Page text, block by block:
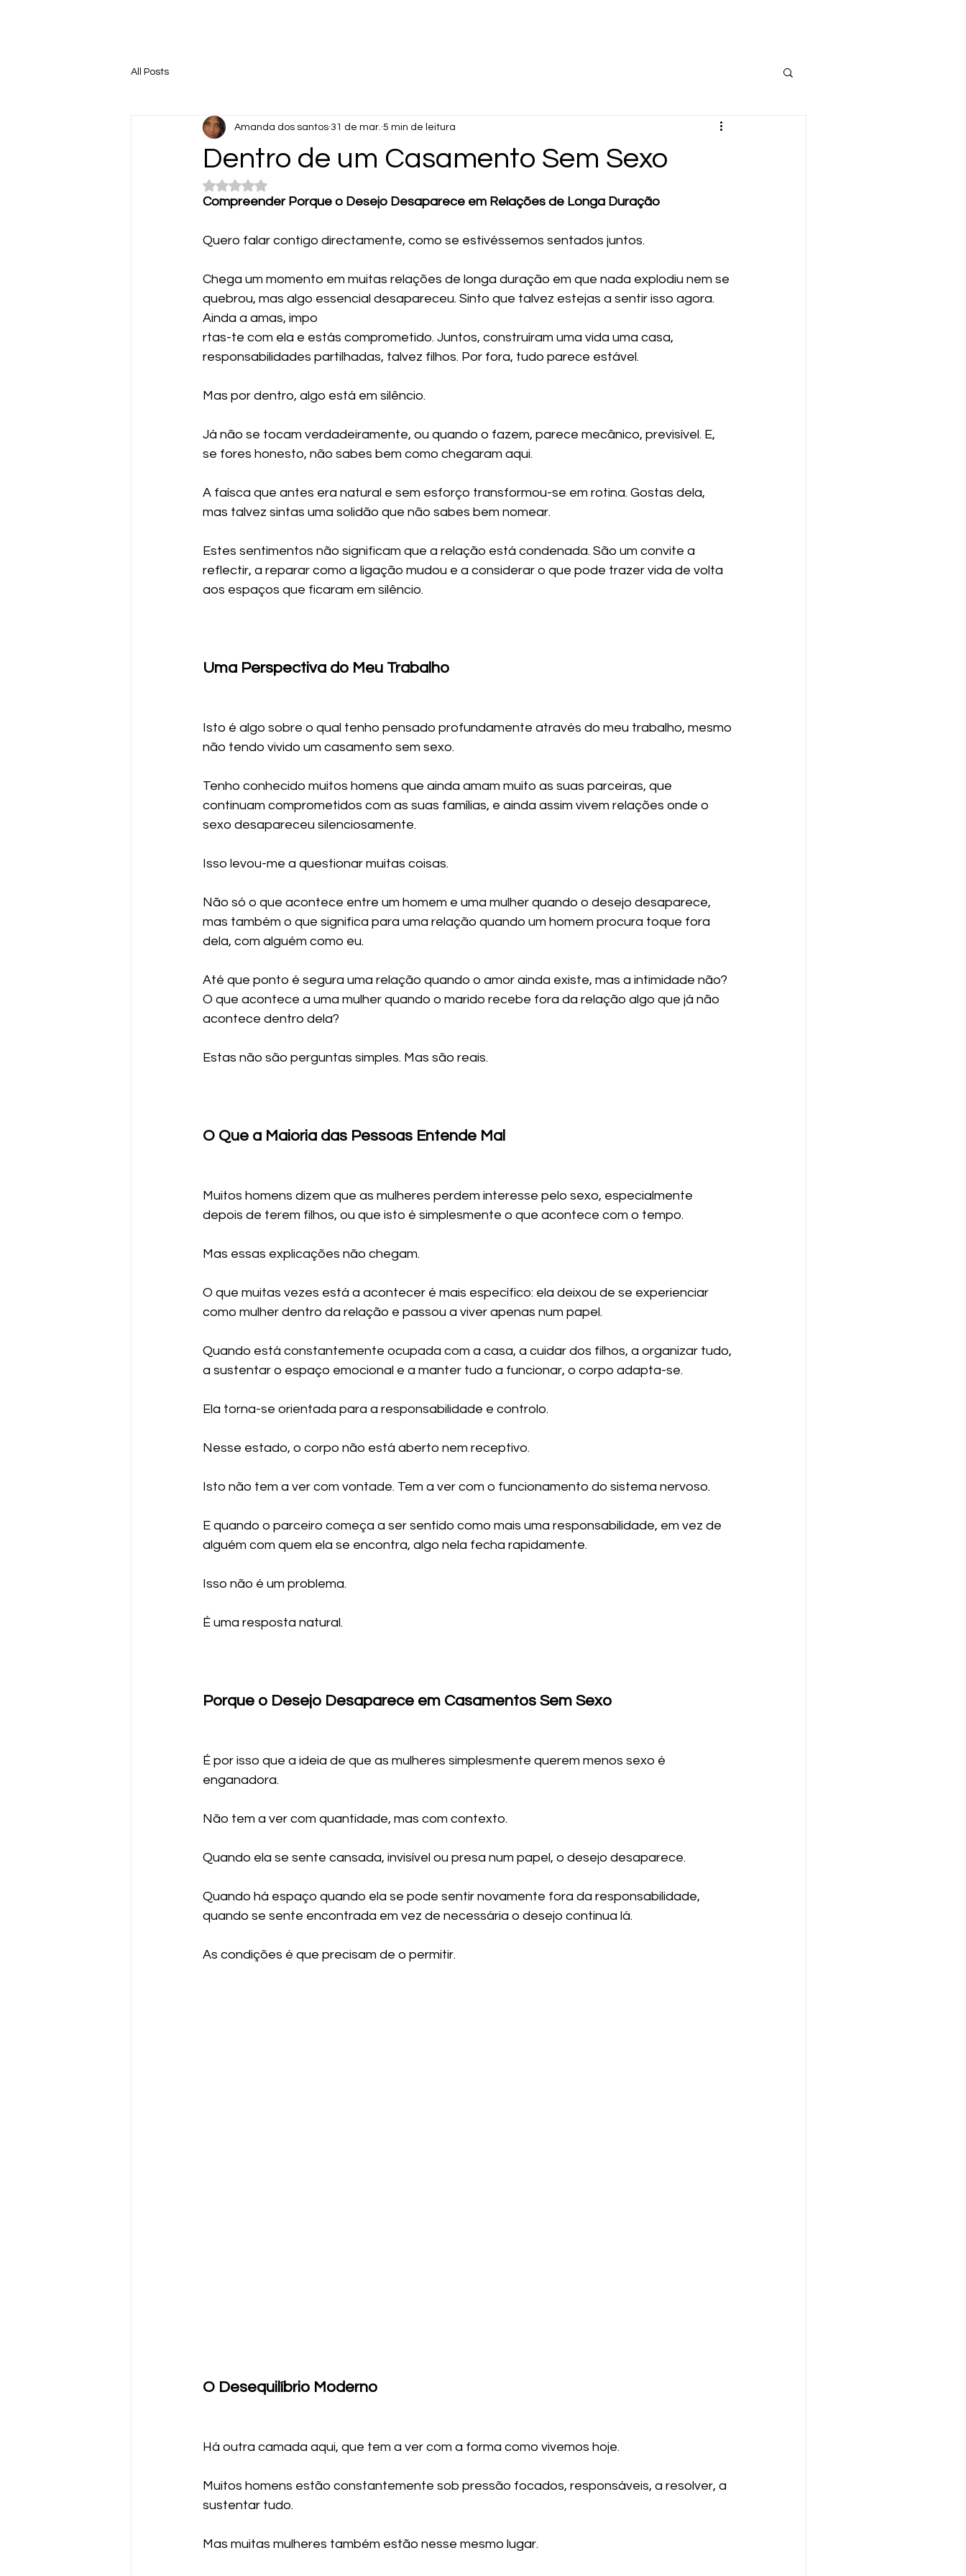
All Posts
Dentro de um Casamento Sem Sexo
Amanda dos santos 31 de mar. 5 min de leitura
Avaliado com NaN de 5 estrelas.
Compreender Porque o Desejo Desaparece em Relações de Longa Duração
Quero falar contigo directamente, como se estivéssemos sentados juntos.
Chega um momento em muitas relações de longa duração em que nada explodiu nem se
quebrou, mas algo essencial desapareceu. Sinto que talvez estejas a sentir isso agora.
Ainda a amas, impo
rtas-te com ela e estás comprometido. Juntos, construíram uma vida uma casa,
responsabilidades partilhadas, talvez filhos. Por fora, tudo parece estável.
Mas por dentro, algo está em silêncio.
Já não se tocam verdadeiramente, ou quando o fazem, parece mecânico, previsível. E,
se fores honesto, não sabes bem como chegaram aqui.
A faísca que antes era natural e sem esforço transformou-se em rotina. Gostas dela,
mas talvez sintas uma solidão que não sabes bem nomear.
Estes sentimentos não significam que a relação está condenada. São um convite a
reflectir, a reparar como a ligação mudou e a considerar o que pode trazer vida de volta
aos espaços que ficaram em silêncio.
Uma Perspectiva do Meu Trabalho
Isto é algo sobre o qual tenho pensado profundamente através do meu trabalho, mesmo
não tendo vivido um casamento sem sexo.
Tenho conhecido muitos homens que ainda amam muito as suas parceiras, que
continuam comprometidos com as suas famílias, e ainda assim vivem relações onde o
sexo desapareceu silenciosamente.
Isso levou-me a questionar muitas coisas.
Não só o que acontece entre um homem e uma mulher quando o desejo desaparece,
mas também o que significa para uma relação quando um homem procura toque fora
dela, com alguém como eu.
Até que ponto é segura uma relação quando o amor ainda existe, mas a intimidade não?
O que acontece a uma mulher quando o marido recebe fora da relação algo que já não
acontece dentro dela?
Estas não são perguntas simples. Mas são reais.
O Que a Maioria das Pessoas Entende Mal
Muitos homens dizem que as mulheres perdem interesse pelo sexo, especialmente
depois de terem filhos, ou que isto é simplesmente o que acontece com o tempo.
Mas essas explicações não chegam.
O que muitas vezes está a acontecer é mais específico: ela deixou de se experienciar
como mulher dentro da relação e passou a viver apenas num papel.
Quando está constantemente ocupada com a casa, a cuidar dos filhos, a organizar tudo,
a sustentar o espaço emocional e a manter tudo a funcionar, o corpo adapta-se.
Ela torna-se orientada para a responsabilidade e controlo.
Nesse estado, o corpo não está aberto nem receptivo.
Isto não tem a ver com vontade. Tem a ver com o funcionamento do sistema nervoso.
E quando o parceiro começa a ser sentido como mais uma responsabilidade, em vez de
alguém com quem ela se encontra, algo nela fecha rapidamente.
Isso não é um problema.
É uma resposta natural.
Porque o Desejo Desaparece em Casamentos Sem Sexo
É por isso que a ideia de que as mulheres simplesmente querem menos sexo é
enganadora.
Não tem a ver com quantidade, mas com contexto.
Quando ela se sente cansada, invisível ou presa num papel, o desejo desaparece.
Quando há espaço quando ela se pode sentir novamente fora da responsabilidade,
quando se sente encontrada em vez de necessária o desejo continua lá.
As condições é que precisam de o permitir.
O Desequilíbrio Moderno
Há outra camada aqui, que tem a ver com a forma como vivemos hoje.
Muitos homens estão constantemente sob pressão focados, responsáveis, a resolver, a
sustentar tudo.
Mas muitas mulheres também estão nesse mesmo lugar.